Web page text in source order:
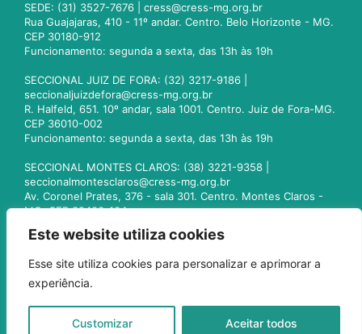
Este website utiliza cookies
Esse site utiliza cookies para personalizar e aprimorar a
experiência.
Customizar Aceitar todos
SEDE: (31) 3527-7676 | cress@cress-mg.org.br
Rua Guajajaras, 410 - 11º andar. Centro. Belo Horizonte - MG.
CEP 30180-912
Funcionamento: segunda a sexta, das 13h às 19h
SECCIONAL JUIZ DE FORA: (32) 3217-9186 |
seccionaljuizdefora@cress-mg.org.br
R. Halfeld, 651. 10º andar, sala 1001. Centro. Juiz de Fora-MG.
CEP 36010-002
Funcionamento: segunda a sexta, das 13h às 19h
SECCIONAL MONTES CLAROS: (38) 3221-9358 |
seccionalmontesclaros@cress-mg.org.br
Av. Coronel Prates, 376 - sala 301. Centro. Montes Claros -
MG. CEP 39400-104
seccionaluberlandia@cress-mg.org.br
Av. Afonso Pena, 547 - sala 101. Uberlândia - MG. CEP